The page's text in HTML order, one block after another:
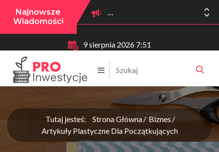
Najnowsze
Wiadomości
9 sierpnia 2026 7:51
Tutaj jesteś: Strona Główna
Biznes
Artykuły Plastyczne Dla Początkujących